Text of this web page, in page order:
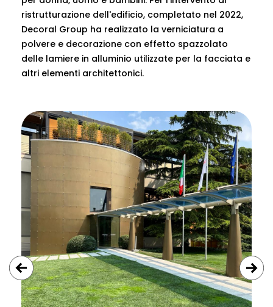
ristrutturazione dell'edificio, completato nel 2022,
Decoral Group ha realizzato la verniciatura a
polvere e decorazione con effetto spazzolato
delle lamiere in alluminio utilizzate per la facciata e
altri elementi architettonici.